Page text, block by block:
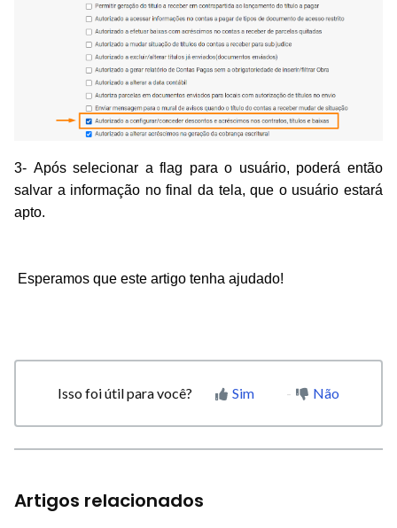
3- Após selecionar a flag para o usuário, poderá então
salvar a informação no final da tela, que o usuário estará
apto.
Esperamos que este artigo tenha ajudado!
Isso foi útil para você? Sim Não
Artigos relacionados